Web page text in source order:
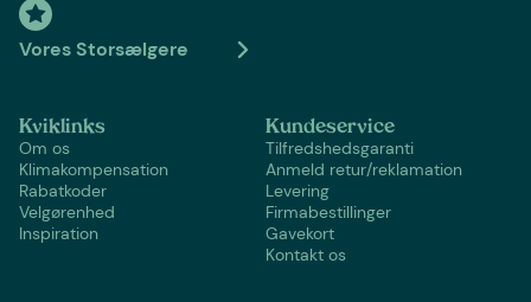
Vores Storsælgere
Kviklinks
Om os
Klimakompensation
Rabatkoder
Velgørenhed
Inspiration
Kundeservice
Tilfredshedsgaranti
Anmeld retur/reklamation
Levering
Firmabestillinger
Gavekort
Kontakt os